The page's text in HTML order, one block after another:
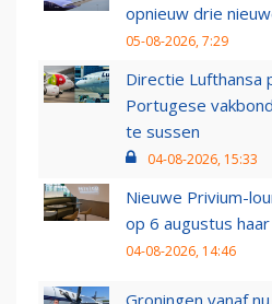
opnieuw drie
05-08-2026, 7:29
Directie
Portugese
te sussen
04-08-2026, 15:33
Nieuwe Privium-
op 6 augustus
04-08-2026, 14:46